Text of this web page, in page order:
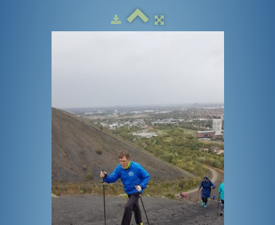
ACTUALITÉS
CONTACT
PHOTOS